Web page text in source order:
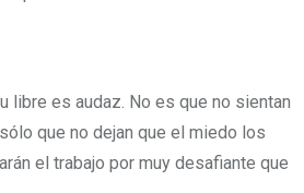
libre es audaz. No es que no sientan
que no dejan que el miedo los
el trabajo por muy desafiante que